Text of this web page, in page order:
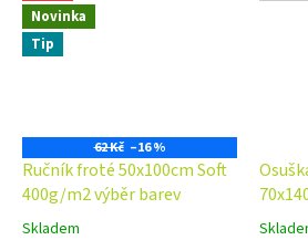
Novinka
Tip
62 Kč –16 %
Ručník froté 50x100cm Soft
400g/m2 výběr barev
Průměrné
Skladem